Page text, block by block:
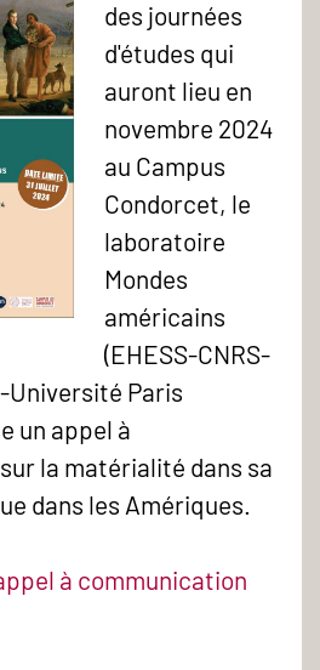
des journées
d'études qui
auront lieu en
novembre 2024
au Campus
Condorcet, le
laboratoire
Mondes
américains
(EHESS-CNRS-
Université Paris
un appel à
la matérialité dans sa
dans les Amériques.
à communication